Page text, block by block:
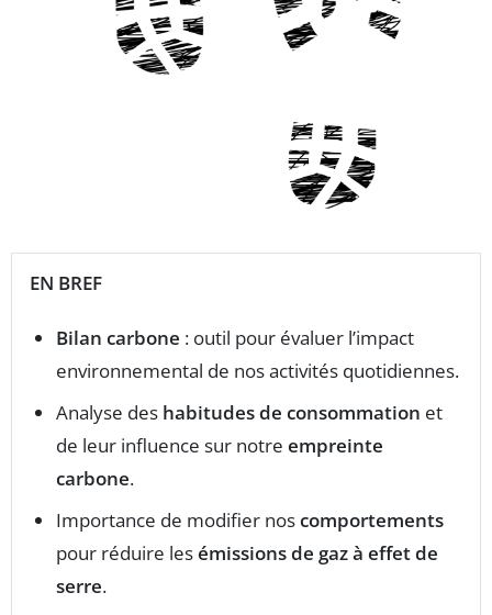
EN BREF
Bilan carbone : outil pour évaluer l’impact
environnemental de nos activités quotidiennes.
Analyse des habitudes de consommation et
de leur influence sur notre empreinte
carbone.
Importance de modifier noscomportements
pour réduire lesémissions de gaz à effet de
serre.